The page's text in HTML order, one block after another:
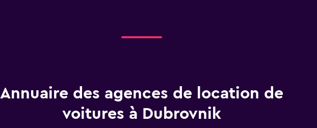
Annuaire des agences de location de
voitures à Dubrovnik